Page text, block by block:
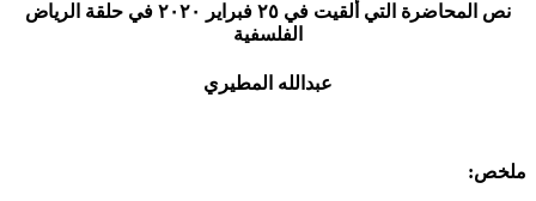
نص المحاضرة التي ألقيت في ٢٥ فبراير ٢٠٢٠ في حلقة الرياض
الفلسفية
عبدالله المطيري
ملخص: